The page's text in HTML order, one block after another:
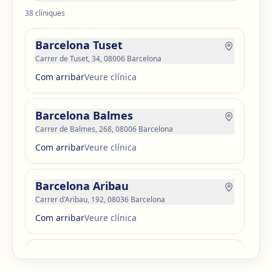
38clíniques
Barcelona Tuset
Carrer de Tuset, 34, 08006 Barcelona
Com arribarVeure clínica
Barcelona Balmes
Carrer de Balmes, 268, 08006 Barcelona
Com arribarVeure clínica
Barcelona Aribau
Carrer d'Aribau, 192, 08036 Barcelona
Com arribarVeure clínica
Barcelona Guinardó